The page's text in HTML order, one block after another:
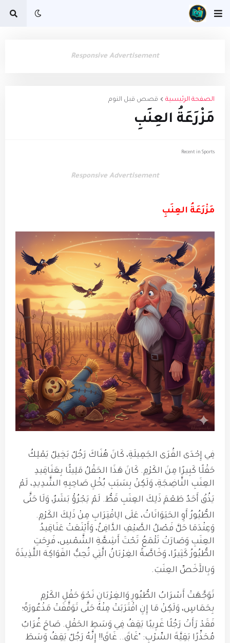
Responsive Advertisement
الصفحة الرئيسية قصص قبل النوم
مَزْرَعَةُ العِنَبِ
Recent in Sports
Responsive Advertisement
مَزْرَعَةُ العِنَبِ
فِي إِحْدَى القُرَى الجَمِيلَةِ، كَانَ هُنَاكَ رَجُلٌ بَخِيلٌ يَمْلِكُ
حَقْلًا كَبِيرًا مِنَ الكَرْمِ. كَانَ هَذَا الحَقْلُ مَلِيئًا بِعَنَاقِيدِ
العِنَبِ النَّاضِجَةِ، وَلَكِنْ بِسَبَبِ بُخْلِ صَاحِبِهِ الشَّدِيدِ، لَمْ
يَذُقْ أَحَدٌ طَعْمَ ذَلِكَ العِنَبِ قَطُّ. لَمْ يَجْرُؤْ بَشَرٌ، وَلَا حَتَّى
الطُّيُورُ أَوِ الحَيَوَانَاتُ، عَلَى الِاقْتِرَابِ مِنْ ذَلِكَ الكَرْمِ.
وَعِنْدَمَا حَلَّ فَصْلُ الصَّيْفِ الدَّافِئُ، وَأَيْنَعَتْ عَنَاقِيدُ
العِنَبِ وَصَارَتْ تَلْمَعُ تَحْتَ أَشِعَّةِ الشَّمْسِ، فَرِحَتِ
الطُّيُورُ كَثِيرًا، وَخَاصَّةً الغِرْبَانُ الَّتِي تُحِبُّ الفَوَاكِهَ اللَّذِيذَةَ
وَبِالأَخَصِّ العِنَبَ.
تَوَجَّهَتْ أَسْرَابُ الطُّيُورِ وَالغِرْبَانِ نَحْوَ حَقْلِ الكَرْمِ
بِحَمَاسٍ، وَلَكِنْ مَا إِنِ اقْتَرَبَتْ مِنْهُ حَتَّى تَوَقَّفَتْ مَذْعُورَةً؛
فَقَدْ رَأَتْ رَجُلًا غَرِيبًا يَقِفُ فِي وَسَطِ الحَقْلِ. صَاحَ غُرَابٌ
مُحَذِّرًا بَقِيَّةَ السِّرْبِ: "غَاقَ.. غَاقَ!! إِنَّهُ رَجُلٌ يَقِفُ وَسَطَ